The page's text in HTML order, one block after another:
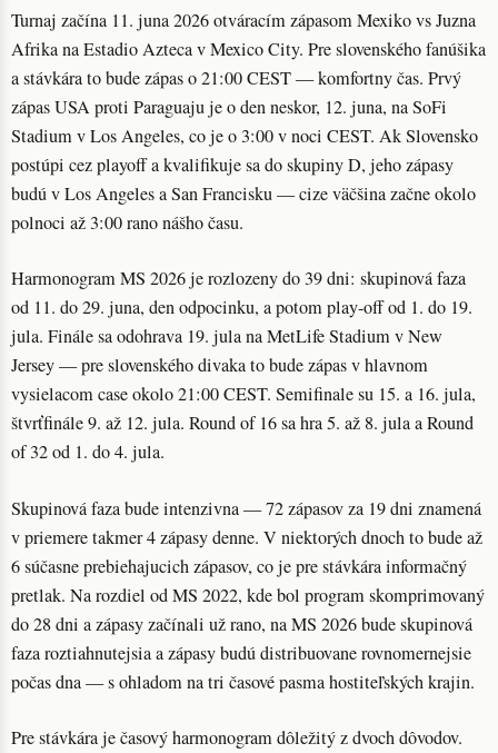
Turnaj začína 11. juna 2026 otváracím zápasom Mexiko vs Juzna
Afrika na Estadio Azteca v Mexico City. Pre slovenského fanúšika
a stávkára to bude zápas o 21:00 CEST — komfortny čas. Prvý
zápas USA proti Paraguaju je o den neskor, 12. juna, na SoFi
Stadium v Los Angeles, co je o 3:00 v noci CEST. Ak Slovensko
postúpi cez playoff a kvalifikuje sa do skupiny D, jeho zápasy
budú v Los Angeles a San Francisku — cize väčšina začne okolo
polnoci až 3:00 rano nášho času.
Harmonogram MS 2026 je rozlozeny do 39 dni: skupinová faza
od 11. do 29. juna, den odpocinku, a potom play-off od 1. do 19.
jula. Finále sa odohrava 19. jula na MetLife Stadium v New
Jersey — pre slovenského divaka to bude zápas v hlavnom
vysielacom case okolo 21:00 CEST. Semifinale su 15. a 16. jula,
štvrťfinále 9. až 12. jula. Round of 16 sa hra 5. až 8. jula a Round
of 32 od 1. do 4. jula.
Skupinová faza bude intenzivna — 72 zápasov za 19 dni znamená
v priemere takmer 4 zápasy denne. V niektorých dnoch to bude až
6 súčasne prebiehajucich zápasov, co je pre stávkára informačný
pretlak. Na rozdiel od MS 2022, kde bol program skomprimovaný
do 28 dni a zápasy začínali už rano, na MS 2026 bude skupinová
faza roztiahnutejsia a zápasy budú distribuovane rovnomernejsie
počas dna — s ohladom na tri časové pasma hostiteľských krajin.
Pre stávkára je časový harmonogram dôležitý z dvoch dôvodov.